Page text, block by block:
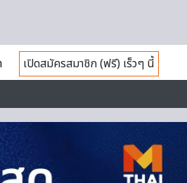
เปิดสมัครสมาชิก (ฟรี) เร็วๆ นี้